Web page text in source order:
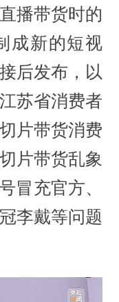
播带货时的
成新的短视
后发布，以
苏省消费者
片带货消费
片带货乱象
冒充官方、
李戴等问题